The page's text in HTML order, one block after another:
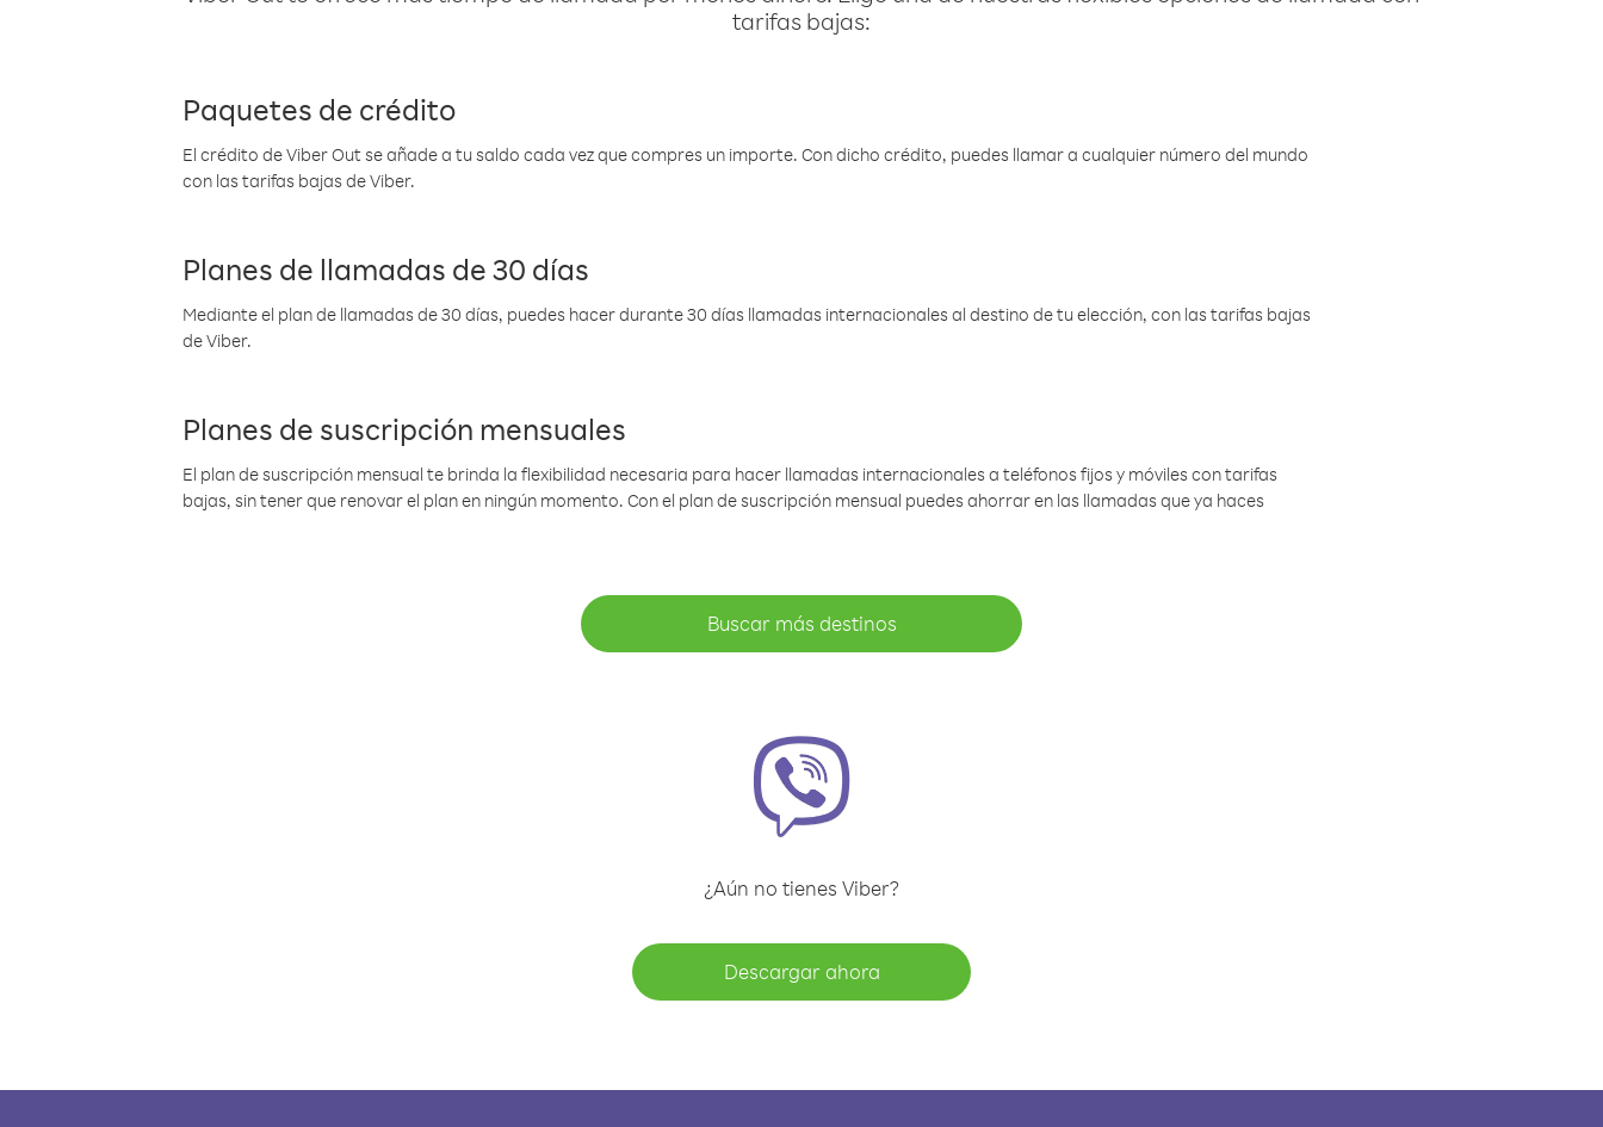
tarifas bajas:
Paquetes de crédito
El crédito de Viber Out se añade a tu saldo cada vez que compres un importe. Con dicho crédito, puedes llamar a cualquier número del mundo
con las tarifas bajas de Viber.
Planes de llamadas de 30 días
Mediante el plan de llamadas de 30 días, puedes hacer durante 30 días llamadas internacionales al destino de tu elección, con las tarifas bajas
de Viber.
Planes de suscripción mensuales
El plan de suscripción mensual te brinda la flexibilidad necesaria para hacer llamadas internacionales a teléfonos fijos y móviles con tarifas
bajas, sin tener que renovar el plan en ningún momento. Con el plan de suscripción mensual puedes ahorrar en las llamadas que ya haces
Buscar más destinos
¿Aún no tienes Viber?
Descargar ahora